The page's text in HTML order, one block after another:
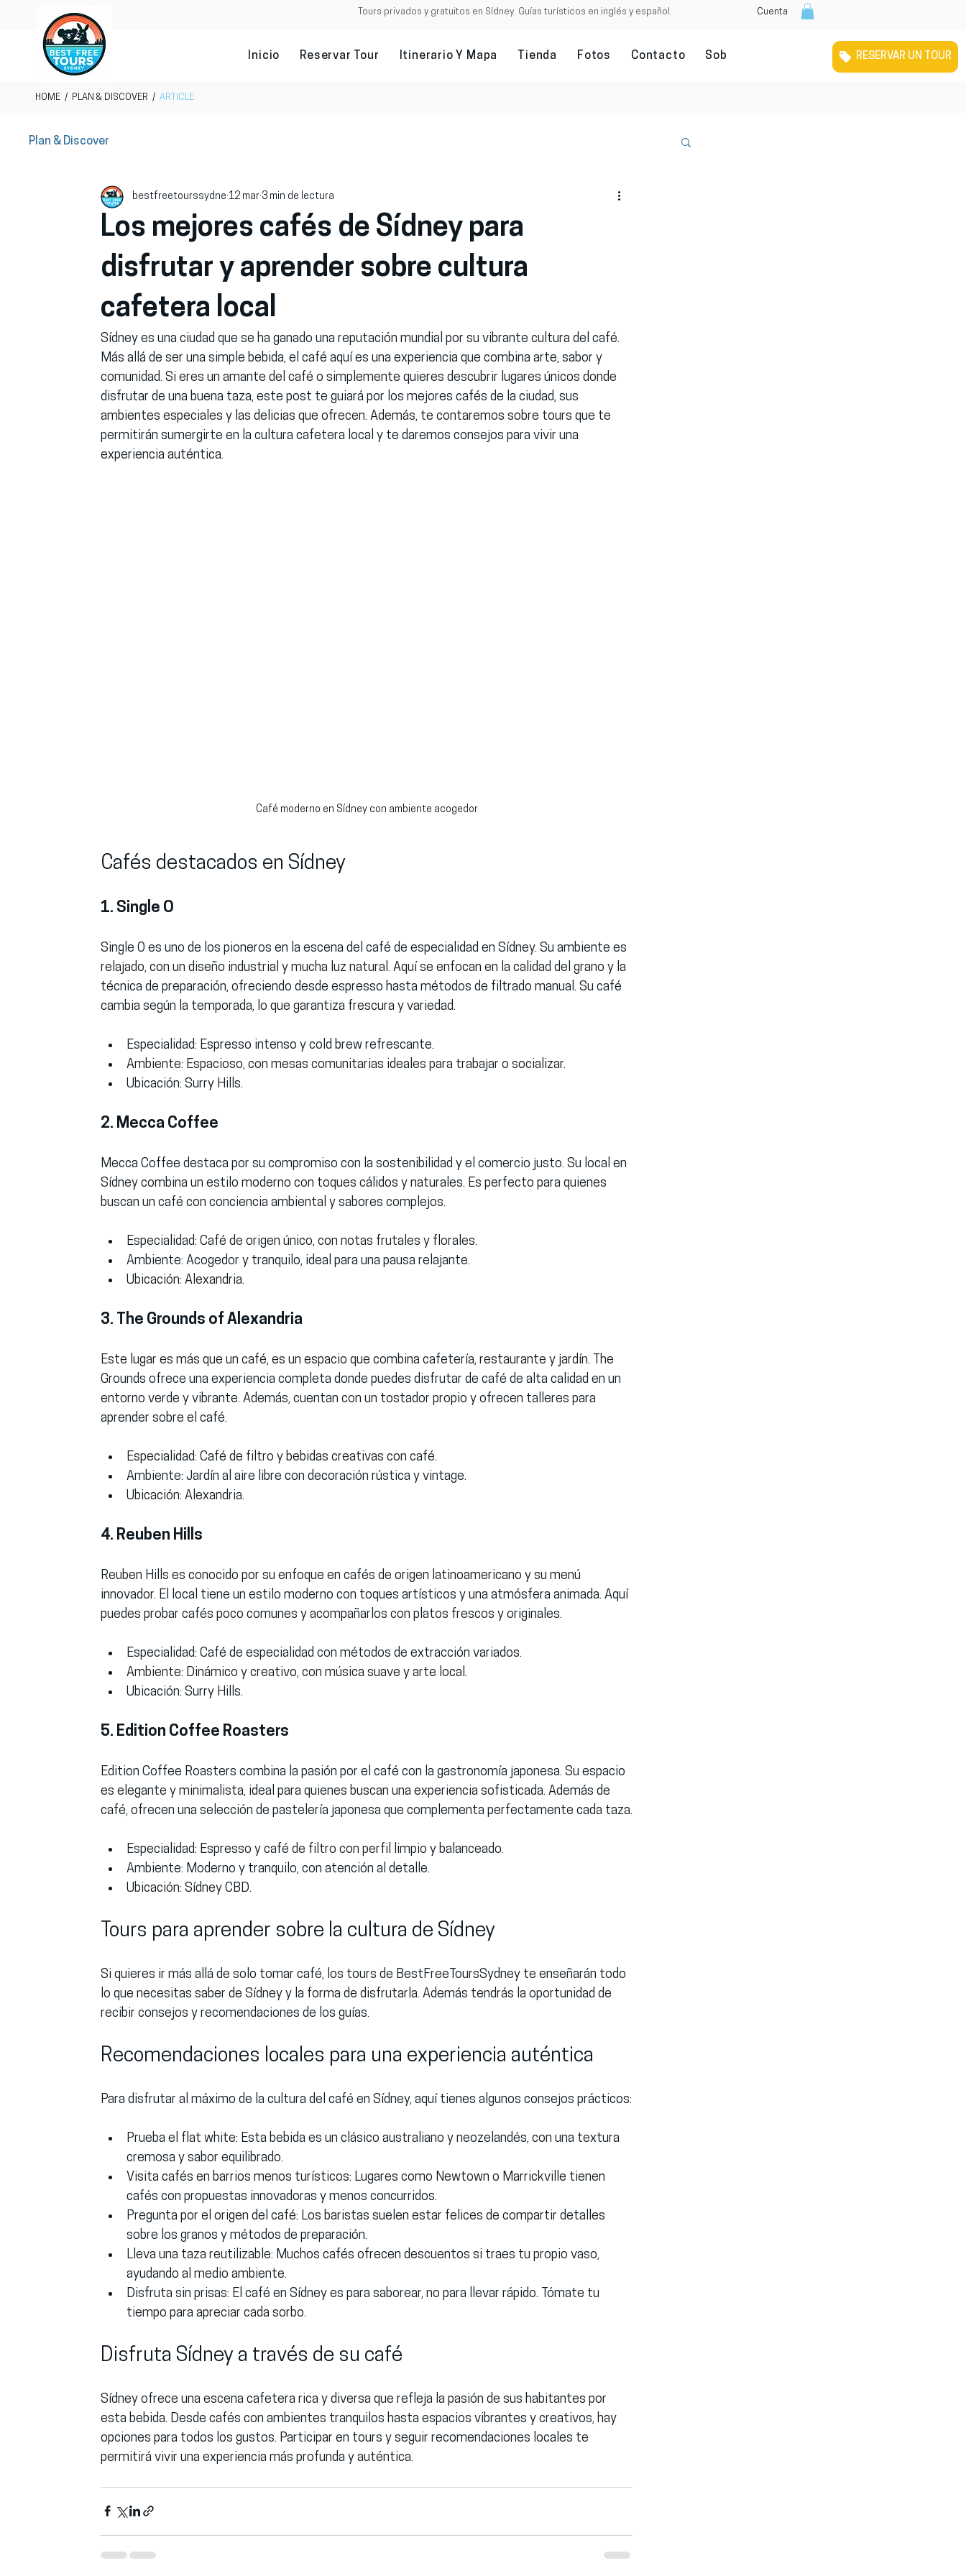
Tours privados y gratuitos en Sídney. Guías turísticos en inglés y español. Cuenta
Inicio Reservar Tour Itinerario Y Mapa Tienda Fotos Contacto Sobre nosotros Tour Gratuito Por
RESERVAR UN TOUR
HOME / PLAN & DISCOVER / ARTICLE
Plan & Discover
Los mejores cafés de Sídney para
disfrutar y aprender sobre cultura
cafetera local
bestfreetourssydne 12 mar 3 min de lectura
Sídney es una ciudad que se ha ganado una reputación mundial por su vibrante cultura del café.
Más allá de ser una simple bebida, el café aquí es una experiencia que combina arte, sabor y
comunidad. Si eres un amante del café o simplemente quieres descubrir lugares únicos donde
disfrutar de una buena taza, este post te guiará por los mejores cafés de la ciudad, sus
ambientes especiales y las delicias que ofrecen. Además, te contaremos sobre tours que te
permitirán sumergirte en la cultura cafetera local y te daremos consejos para vivir una
experiencia auténtica.
Café moderno en Sídney con ambiente acogedor
Cafés destacados en Sídney
1. Single O
Single O es uno de los pioneros en la escena del café de especialidad en Sídney. Su ambiente es
relajado, con un diseño industrial y mucha luz natural. Aquí se enfocan en la calidad del grano y la
técnica de preparación, ofreciendo desde espresso hasta métodos de filtrado manual. Su café
cambia según la temporada, lo que garantiza frescura y variedad.
Especialidad: Espresso intenso y cold brew refrescante.
Ambiente: Espacioso, con mesas comunitarias ideales para trabajar o socializar.
Ubicación: Surry Hills.
2. Mecca Coffee
Mecca Coffee destaca por su compromiso con la sostenibilidad y el comercio justo. Su local en
Sídney combina un estilo moderno con toques cálidos y naturales. Es perfecto para quienes
buscan un café con conciencia ambiental y sabores complejos.
Especialidad: Café de origen único, con notas frutales y florales.
Ambiente: Acogedor y tranquilo, ideal para una pausa relajante.
Ubicación: Alexandria.
3. The Grounds of Alexandria
Este lugar es más que un café, es un espacio que combina cafetería, restaurante y jardín. The
Grounds ofrece una experiencia completa donde puedes disfrutar de café de alta calidad en un
entorno verde y vibrante. Además, cuentan con un tostador propio y ofrecen talleres para
aprender sobre el café.
Especialidad: Café de filtro y bebidas creativas con café.
Ambiente: Jardín al aire libre con decoración rústica y vintage.
Ubicación: Alexandria.
4. Reuben Hills
Reuben Hills es conocido por su enfoque en cafés de origen latinoamericano y su menú
innovador. El local tiene un estilo moderno con toques artísticos y una atmósfera animada. Aquí
puedes probar cafés poco comunes y acompañarlos con platos frescos y originales.
Especialidad: Café de especialidad con métodos de extracción variados.
Ambiente: Dinámico y creativo, con música suave y arte local.
Ubicación: Surry Hills.
5. Edition Coffee Roasters
Edition Coffee Roasters combina la pasión por el café con la gastronomía japonesa. Su espacio
es elegante y minimalista, ideal para quienes buscan una experiencia sofisticada. Además de
café, ofrecen una selección de pastelería japonesa que complementa perfectamente cada taza.
Especialidad: Espresso y café de filtro con perfil limpio y balanceado.
Ambiente: Moderno y tranquilo, con atención al detalle.
Ubicación: Sídney CBD.
Tours para aprender sobre la cultura de Sídney
Si quieres ir más allá de solo tomar café, los tours de BestFreeToursSydney te enseñarán todo
lo que necesitas saber de Sídney y la forma de disfrutarla. Además tendrás la oportunidad de
recibir consejos y recomendaciones de los guías.
Recomendaciones locales para una experiencia auténtica
Para disfrutar al máximo de la cultura del café en Sídney, aquí tienes algunos consejos prácticos:
Prueba el flat white: Esta bebida es un clásico australiano y neozelandés, con una textura
cremosa y sabor equilibrado.
Visita cafés en barrios menos turísticos: Lugares como Newtown o Marrickville tienen
cafés con propuestas innovadoras y menos concurridos.
Pregunta por el origen del café: Los baristas suelen estar felices de compartir detalles
sobre los granos y métodos de preparación.
Lleva una taza reutilizable: Muchos cafés ofrecen descuentos si traes tu propio vaso,
ayudando al medio ambiente.
Disfruta sin prisas: El café en Sídney es para saborear, no para llevar rápido. Tómate tu
tiempo para apreciar cada sorbo.
Disfruta Sídney a través de su café
Sídney ofrece una escena cafetera rica y diversa que refleja la pasión de sus habitantes por
esta bebida. Desde cafés con ambientes tranquilos hasta espacios vibrantes y creativos, hay
opciones para todos los gustos. Participar en tours y seguir recomendaciones locales te
permitirá vivir una experiencia más profunda y auténtica.